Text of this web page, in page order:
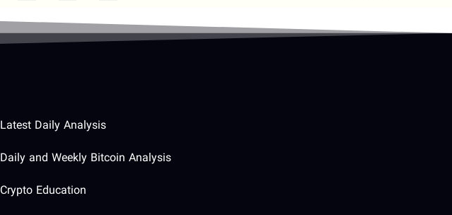
Latest Daily Analysis
Daily and Weekly Bitcoin Analysis
Crypto Education